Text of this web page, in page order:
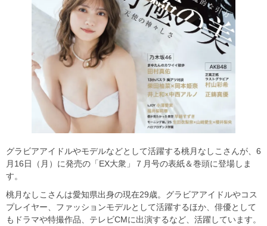
グラビアアイドルやモデルなどとして活躍する桃月なしこさんが、6
月16日（月）に発売の「EX大衆」７月号の表紙＆巻頭に登場しま
す。
桃月なしこさんは愛知県出身の現在29歳。グラビアアイドルやコス
プレイヤー、ファッションモデルとして活躍するほか、俳優として
もドラマや特撮作品、テレビCMに出演するなど、活躍しています。